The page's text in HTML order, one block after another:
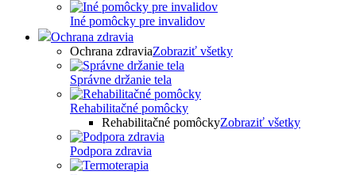
Iné pomôcky pre invalidov
Ochrana zdravia
Ochrana zdraviaZobraziť všetky
Správne držanie tela
Rehabilitačné pomôcky
Rehabilitačné pomôckyZobraziť všetky
Podpora zdravia